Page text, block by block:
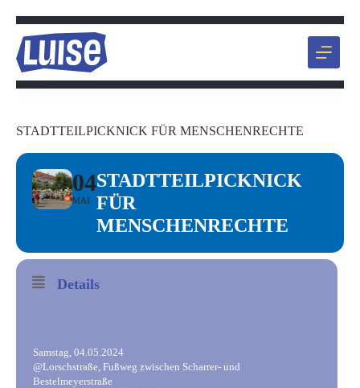
Zum
Inhalt
springen
STADTTEILPICKNICK FÜR MENSCHENRECHTE
04
MAI
STADTTEILPICKNICK
FÜR
MENSCHENRECHTE
Details
Samstag, 04.05.2024
@Lorschstraße, Fußweg zwischen Scharrer- und
Bestelmeyerstraße